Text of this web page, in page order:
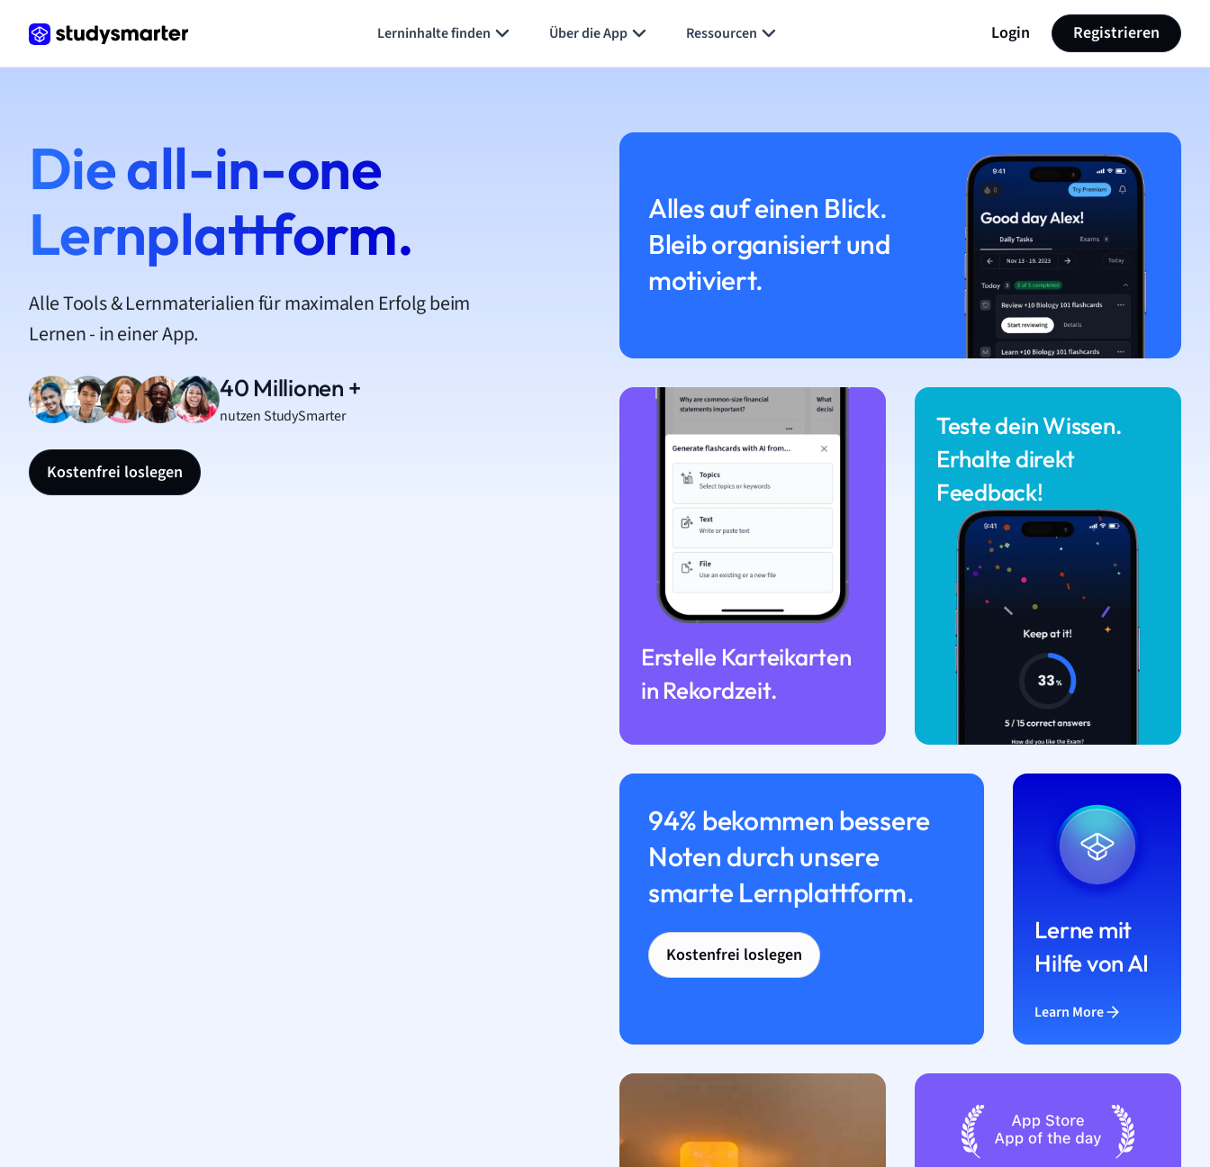
Lerninhalte finden Über die App Ressourcen Login Registrieren
Die all-in-one
Lernplattform.
Alle Tools & Lernmaterialien für maximalen Erfolg beim
Lernen - in einer App.
40 Millionen +
nutzen StudySmarter
Kostenfrei loslegen
Alles auf einen Blick.
Bleib organisiert und
motiviert.
Erstelle Karteikarten
in Rekordzeit.
Teste dein Wissen.
Erhalte direkt
Feedback!
94% bekommen bessere
Noten durch unsere
smarte Lernplattform.
Kostenfrei loslegen
Lerne mit
Hilfe von AI
Learn More